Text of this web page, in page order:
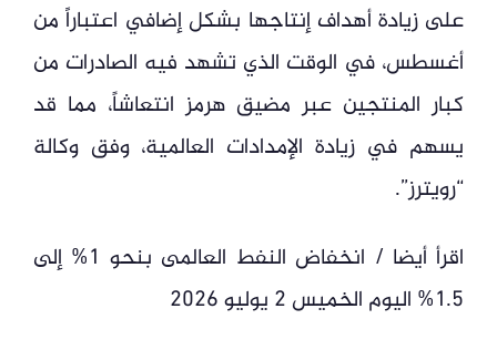
على زيادة أهداف إنتاجها بشكل إضافي اعتباراً من
أغسطس، في الوقت الذي تشهد فيه الصادرات من
كبار المنتجين عبر مضيق هرمز انتعاشاً، مما قد
يسهم في زيادة الإمدادات العالمية، وفق وكالة
“رويترز”.
اقرأ أيضا / انخفاض النفط العالمى بنحو 1% إلى
1.5% اليوم الخميس 2 يوليو 2026